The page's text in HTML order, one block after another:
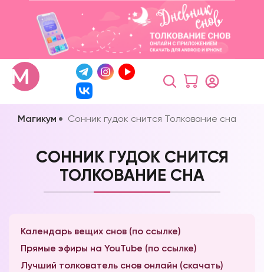
Магикум Сонник гудок снится Толкование сна
СОННИК ГУДОК СНИТСЯ
ТОЛКОВАНИЕ СНА
Календарь вещих снов (по ссылке)
Прямые эфиры на YouTube (по ссылке)
Лучший толкователь снов онлайн (скачать)